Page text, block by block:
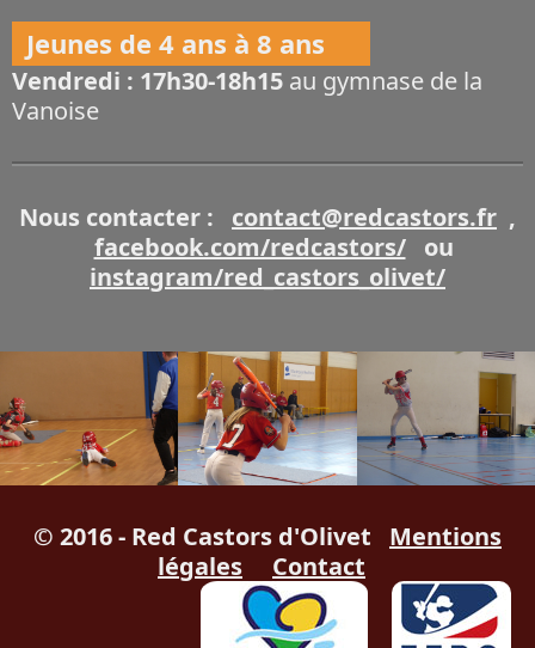
Jeunes de 4 ans à 8 ans
Vendredi : 17h30-18h15 au gymnase de la
Vanoise
Nous contacter : contact@redcastors.fr ,
facebook.com/redcastors/
ou
instagram/red_castors_olivet/
© 2016 - Red Castors d'Olivet
Mentions
légales
Contact